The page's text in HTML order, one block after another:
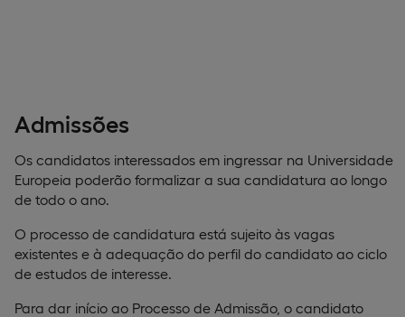
Admissões
Os candidatos interessados em ingressar na Universidade
Europeia poderão formalizar a sua candidatura ao longo
de todo o ano.
O processo de candidatura está sujeito às vagas
existentes e à adequação do perfil do candidato ao ciclo
de estudos de interesse.
Para dar início ao Processo de Admissão, o candidato